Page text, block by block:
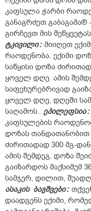
კაფსულა ჭარბი
განაგრძეთ გაბაგამა®
გირჩევთ მის
ტკივილი: მიიღეთ
რაოდენობა. ექიმი
საწყისი დოზა
ყოველ დღე. ამის
საფეხურებრივად
ყოველ დღე, დღეში
საღამოს.. ეპილეფსია:
კაფსულების
დოზას თანდათანობით
ძირითადად 300 მგ-
ამის შემდეგ. დოზა
გაიზარდოს მაქსიმუმ
სამჯერ, დილით,
ასაკის ბავშვები:
დაადგენს ექიმი,